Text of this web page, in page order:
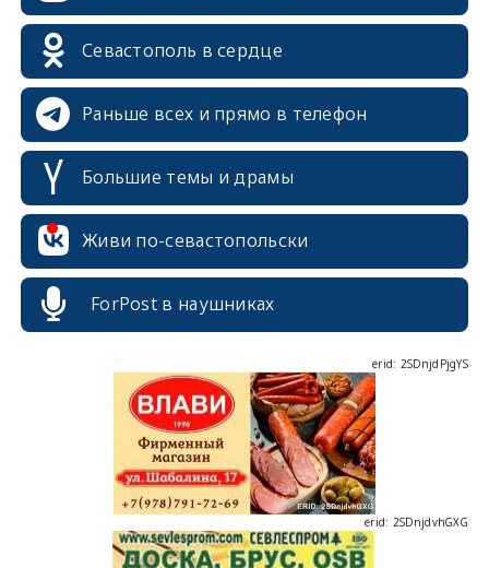
Севастополь в сердце
Раньше всех и прямо в телефон
Большие темы и драмы
Живи по-севастопольски
ForPost в наушниках
erid: 2SDnjdvhGXG